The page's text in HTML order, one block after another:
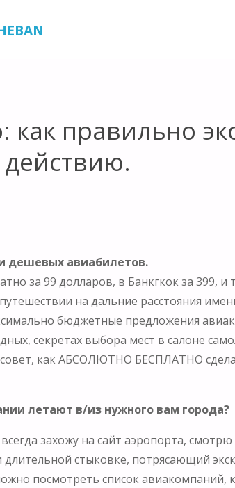
правильно
действию.
дешевых авиабилетов.
за 99 долларов, в Банкгкок за 399,
на дальние расстояния
бюджетные предложения
секретах выбора мест в салоне
как АБСОЛЮТНО БЕСПЛАТНО
летают в/из нужного вам города?
захожу на сайт аэропорта,
длительной стыковке, потрясающий
посмотреть список